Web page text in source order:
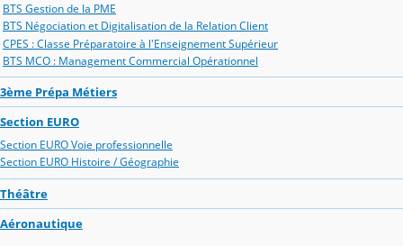
BTS Gestion de la PME
BTS Négociation et Digitalisation de la Relation Client
CPES : Classe Préparatoire à l'Enseignement Supérieur
BTS MCO : Management Commercial Opérationnel
3ème Prépa Métiers
Section EURO
Section EURO Voie professionnelle
Section EURO Histoire / Géographie
Théâtre
Aéronautique